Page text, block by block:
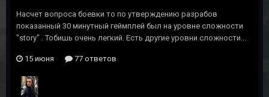
Насчет вопроса боевки то по утверждению разрабов
показанный 30 минутный геймплей был на уровне сложности
"story" . Тобишь очень легкий. Есть другие уровни сложности...
15 июня 77 ответов